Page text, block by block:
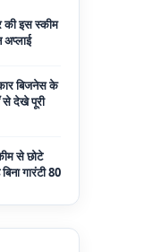
बिजनेस के
देखे पूरी
से छोटे
गारंटी 80
स्वयं
बकरी